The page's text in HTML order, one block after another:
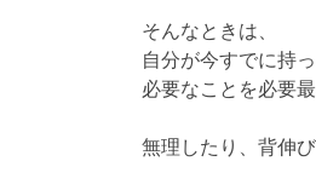
そんなときは、
自分が今すでに持
必要なことを必要
無理したり、背伸び